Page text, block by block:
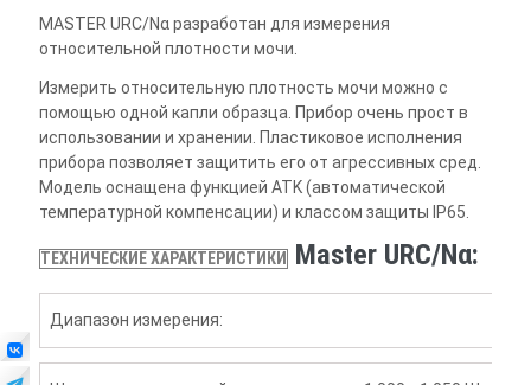
MASTER URC/Nα разработан для измерения
относительной плотности мочи.
Измерить относительную плотность мочи можно с
помощью одной капли образца. Прибор очень прост в
использовании и хранении. Пластиковое исполнения
прибора позволяет защитить его от агрессивных сред.
Модель оснащена функцией АТK (автоматической
температурной компенсации) и классом защиты IP65.
ТЕХНИЧЕСКИЕ ХАРАКТЕРИСТИКИ Master URC/Nα:
Диапазон измерения: